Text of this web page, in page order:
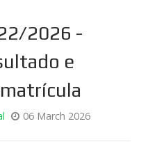
2026 -
e
06 March 2026